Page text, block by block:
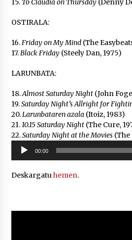
15. To Claudia on Thursday(Denny
OSTIRALA:
16.Friday on My Mind(The
17.Black Friday(Steely Dan, 1975)
LARUNBATA:
18.Almost Saturday Night(John
19.Saturday Night’s Allright for
20.Larunbataren azala(Itoiz, 1983)
21.10.15 Saturday Night(The Cure,
22.Saturday Night at the Movies(The
Soinu
erreproduzigailua
00:00
Deskargatuhemen.